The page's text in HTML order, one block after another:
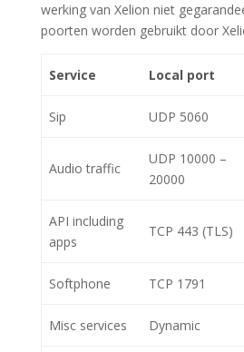
werking van Xelion niet
poorten worden gebruikt door
Service Local port
Sip UDP 5060
Audio traffic
UDP 10000 –
20000
API including
apps
TCP 443 (TLS)
Softphone TCP 1791
Misc services Dynamic